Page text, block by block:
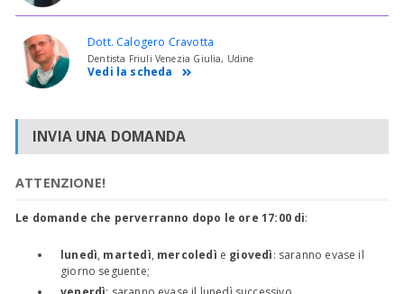
Dott. Calogero Cravotta
Dentista Friuli Venezia Giulia, Udine
Vedi la scheda
INVIA UNA DOMANDA
ATTENZIONE!
Le domande che perverranno dopo le ore 17:00 di:
lunedì, martedì, mercoledì e giovedì: saranno evase il
giorno seguente;